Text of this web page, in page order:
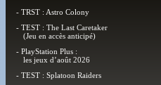
- TRST : Astro Colony
- TEST : The Last Caretaker
(Jeu en accès anticipé)
- PlayStation Plus :
les jeux d’août 2026
- TEST : Splatoon Raiders